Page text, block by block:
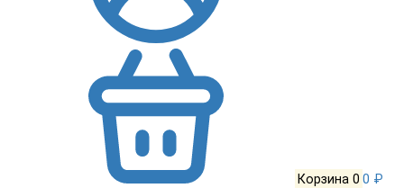
Корзина 0 0 ₽